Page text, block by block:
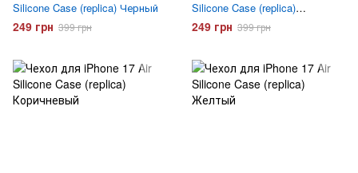
Silicone Case (replica) Черный
249 грн 399 грн
Silicone Case (replica)
Слоновой кости
249 грн 399 грн